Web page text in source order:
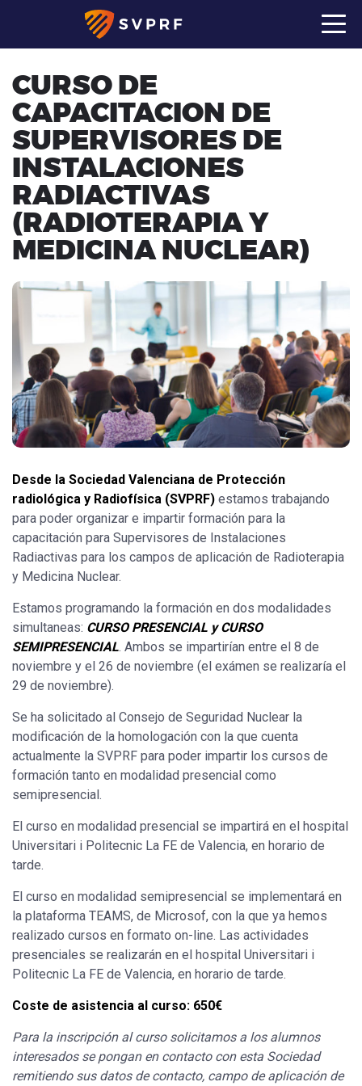
CURSO DE
CAPACITACION DE
SUPERVISORES DE
INSTALACIONES
RADIACTIVAS
(RADIOTERAPIA Y
MEDICINA NUCLEAR)
Desde la Sociedad Valenciana de Protección
radiológica y Radiofísica (SVPRF) estamos trabajando
para poder organizar e impartir formación para la
capacitación para Supervisores de Instalaciones
Radiactivas para los campos de aplicación de Radioterapia
y Medicina Nuclear.
Estamos programando la formación en dos modalidades
simultaneas: CURSO PRESENCIAL y CURSO
SEMIPRESENCIAL. Ambos se impartirían entre el 8 de
noviembre y el 26 de noviembre (el exámen se realizaría el
29 de noviembre).
Se ha solicitado al Consejo de Seguridad Nuclear la
modificación de la homologación con la que cuenta
actualmente la SVPRF para poder impartir los cursos de
formación tanto en modalidad presencial como
semipresencial.
El curso en modalidad presencial se impartirá en el hospital
Universitari i Politecnic La FE de Valencia, en horario de
tarde.
El curso en modalidad semipresencial se implementará en
la plataforma TEAMS, de Microsof, con la que ya hemos
realizado cursos en formato on-line. Las actividades
presenciales se realizarán en el hospital Universitari i
Politecnic La FE de Valencia, en horario de tarde.
Coste de asistencia al curso: 650€
Para la inscripción al curso solicitamos a los alumnos
interesados se pongan en contacto con esta Sociedad
remitiendo sus datos de contacto, campo de aplicación de